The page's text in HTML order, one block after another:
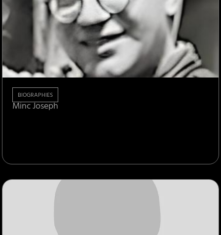
BIOGRAPHIES
Minc Joseph